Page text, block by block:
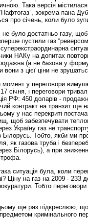
Така версія
зокрема пана
про січень, коли було
було достатньо газу,
пустили газ
НАКу на допитах
(а не базова у
вони з цієї ціни не
момент у переговори
січня, і переговори
РФ: 450 доларів -
контракт на транзит ще
у нас перекриті
щоб забезпечувати
Україну газ не
Білорусь. Тобто, якби ми
як газова труба і
Білорусь), а при
ситуація була, коли
Ціну на газ на 2009 - 233
Тобто
ще раз підкреслюю, що
кримінального